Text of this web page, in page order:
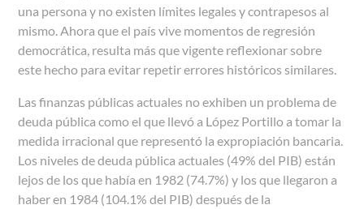
una persona y no existen límites legales y contrapesos al
mismo. Ahora que el país vive momentos de regresión
democrática, resulta más que vigente reflexionar sobre
este hecho para evitar repetir errores históricos similares.
Las finanzas públicas actuales no exhiben un problema de
deuda pública como el que llevó a López Portillo a tomar la
medida irracional que representó la expropiación bancaria.
Los niveles de deuda pública actuales (49% del PIB) están
lejos de los que había en 1982 (74.7%) y los que llegaron a
haber en 1984 (104.1% del PIB) después de la